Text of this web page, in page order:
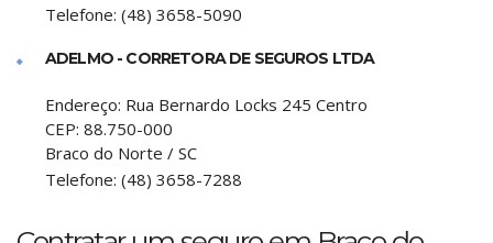
Telefone: (48) 3658-5090
ADELMO - CORRETORA DE SEGUROS LTDA
Endereço: Rua Bernardo Locks 245 Centro
CEP: 88.750-000
Braco do Norte / SC
Telefone: (48) 3658-7288